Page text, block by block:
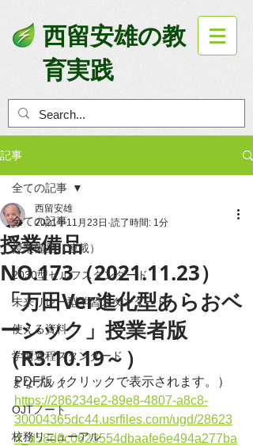
西留安雄の教
育実践
記事
全ての記事
授業備品（連載）
2030型セルフスタンダード
未来リレー型学習スタンダード
使える資料
学習過程スタンダード
まなブック
OJTノート
校務リニューアル
全ての記事
授業備品
NO.173（2021.11.23）
「万田Ver進化型あらおベ
ーシック」授業者版
（R3.10.19～）
西留安雄
2021年11月23日 読了時間: 1分
PDF版（クリックで表示されます。）
https://286234e2-89e8-4807-a8c8-
30004365dc44.usrfiles.com/ugd/28623
4_d58d6c0623554dbaafe6e494a277ba